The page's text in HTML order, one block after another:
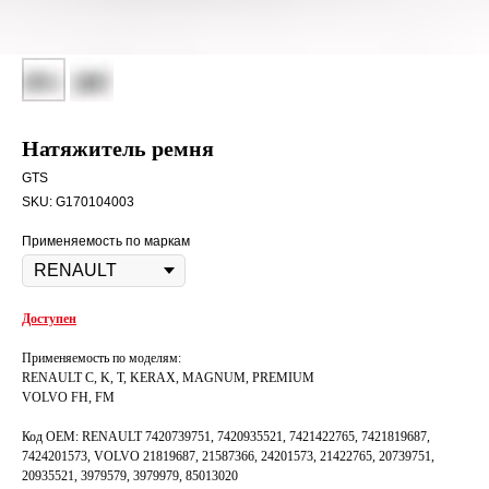
Натяжитель ремня
GTS
SKU: G170104003
Применяемость по маркам
Доступен
Применяемость по моделям:
RENAULT C, K, T, KERAX, MAGNUM, PREMIUM
VOLVO FH, FM
Код OEM: RENAULT 7420739751, 7420935521, 7421422765, 7421819687,
7424201573, VOLVO 21819687, 21587366, 24201573, 21422765, 20739751,
20935521, 3979579, 3979979, 85013020